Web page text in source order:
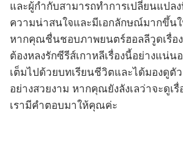
และผู้กำกับสามารถทำการเปลี่ยนแปลง
ความน่าสนใจและมีเอกลักษณ์มากขึ้น
หากคุณชื่นชอบภาพยนตร์ฮอลลีวูดเรื่อ
ต้องหลงรักซีรีส์เกาหลีเรื่องนี้อย่างแน่น
เต็มไปด้วยบทเรียนชีวิตและได้มองดูตั
อย่างสวยงาม หากคุณยังลังเลว่าจะดูเ
เรามีคำตอบมาให้คุณค่ะ